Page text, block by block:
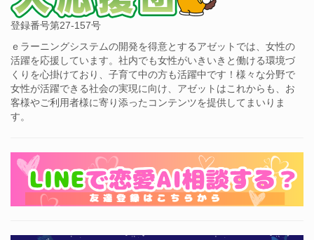
登録番号第27-157号
ｅラーニングシステムの開発を得意とするアゼットでは、女性の
活躍を応援しています。社内でも女性がいきいきと働ける環境づ
くりを心掛けており、子育て中の方も活躍中です！様々な分野で
女性が活躍できる社会の実現に向け、アゼットはこれからも、お
客様やご利用者様に寄り添ったコンテンツを提供してまいりま
す。